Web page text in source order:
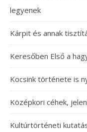
legyenek
Kárpit és annak
Keresőben Első a
Kocsink története is
Középkori céhek,
Kultúrtörténeti